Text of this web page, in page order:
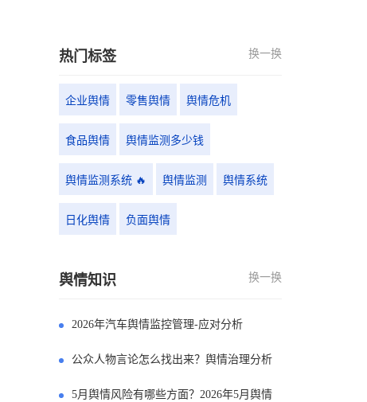
热门标签 换一换
企业舆情 零售舆情 舆情危机
食品舆情 舆情监测多少钱
舆情监测系统 🔥 舆情监测 舆情系统
日化舆情 负面舆情
舆情知识 换一换
2026年汽车舆情监控管理-应对分析
公众人物言论怎么找出来？舆情治理分析
5月舆情风险有哪些方面？2026年5月舆情